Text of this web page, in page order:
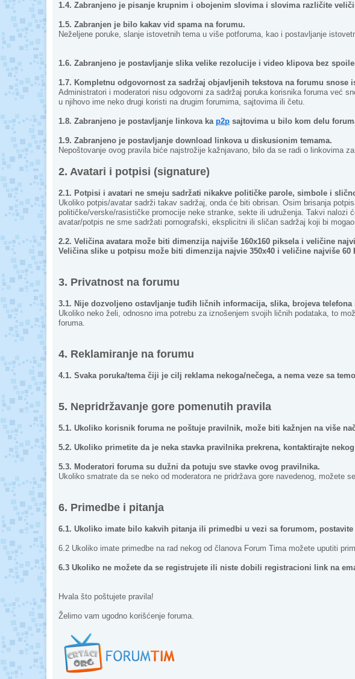
1.4. Zabranjeno je pisanje krupnim i obojenim slovima i slovima različite
1.5. Zabranjen je bilo kakav vid spama na forumu.
Neželjene poruke, slanje istovetnih tema u više potforuma, kao i postavljanje
1.6. Zabranjeno je postavljanje slika velike rezolucije i video klipova bez
1.7. Kompletnu odgovornost za sadržaj objavljenih tekstova na forumu
Administratori i moderatori nisu odgovorni za sadržaj poruka korisnika foruma već
u njihovo ime neko drugi koristi na drugim forumima, sajtovima ili četu.
1.8. Zabranjeno je postavljanje linkova ka p2p sajtovima u bilo kom delu
1.9. Zabranjeno je postavljanje download linkova u diskusionim temama.
Nepoštovanje ovog pravila biće najstrožije kažnjavano, bilo da se radi o linkovima
2. Avatari i potpisi (signature)
2.1. Potpisi i avatari ne smeju sadržati nikakve političke parole, simbole i
Ukoliko potpis/avatar sadrži takav sadržaj, onda će biti obrisan. Osim brisanja
političke/verske/rasističke promocije neke stranke, sekte ili udruženja. Takvi
avatar/potpis ne sme sadržati pornografski, eksplicitni ili sličan sadržaj koji bi
2.2. Veličina avatara može biti dimenzija najviše 160x160 piksela i veličine
Veličina slike u potpisu može biti dimenzija najvie 350x40 i veličine najviše
3. Privatnost na forumu
3.1. Nije dozvoljeno ostavljanje tuđih ličnih informacija, slika, brojeva telefona
Ukoliko neko želi, odnosno ima potrebu za iznošenjem svojih ličnih podataka, to
foruma.
4. Reklamiranje na forumu
4.1. Svaka poruka/tema čiji je cilj reklama nekoga/nečega, a nema veze sa
5. Nepridržavanje gore pomenutih pravila
5.1. Ukoliko korisnik foruma ne poštuje pravilnik, može biti kažnjen na više
5.2. Ukoliko primetite da je neka stavka pravilnika prekrena, kontaktirajte
5.3. Moderatori foruma su dužni da potuju sve stavke ovog pravilnika.
Ukoliko smatrate da se neko od moderatora ne pridržava gore navedenog, možete
6. Primedbe i pitanja
6.1. Ukoliko imate bilo kakvih pitanja ili primedbi u vezi sa forumom,
6.2 Ukoliko imate primedbe na rad nekog od članova Forum Tima možete uputiti
6.3 Ukoliko ne možete da se registrujete ili niste dobili registracioni link na
Hvala što poštujete pravila!
Želimo vam ugodno korišćenje foruma.